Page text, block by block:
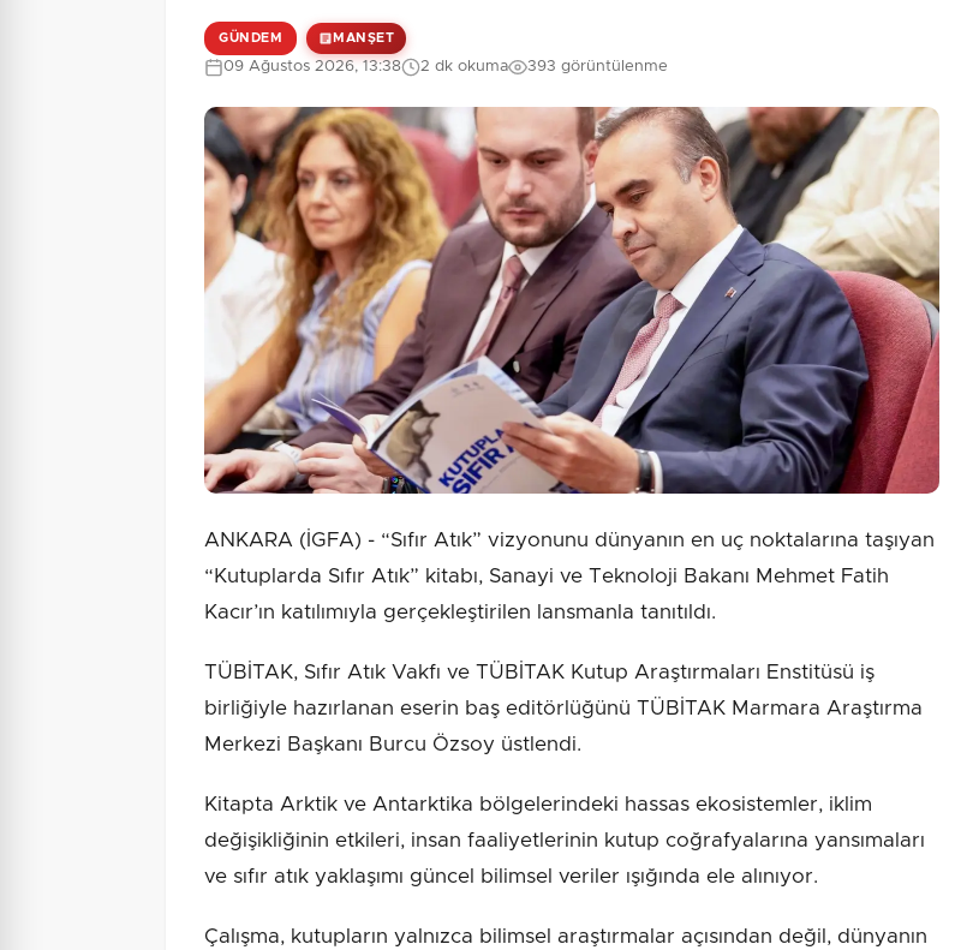
GÜNDEM MANŞET
09 Ağustos 2026, 13:38 2 dk okuma 393 görüntülenme
ANKARA (İGFA) - “Sıfır Atık” vizyonunu dünyanın en uç noktalarına taşıyan
“Kutuplarda Sıfır Atık” kitabı, Sanayi ve Teknoloji Bakanı Mehmet Fatih
Kacır’ın katılımıyla gerçekleştirilen lansmanla tanıtıldı.
TÜBİTAK, Sıfır Atık Vakfı ve TÜBİTAK Kutup Araştırmaları Enstitüsü iş
birliğiyle hazırlanan eserin baş editörlüğünü TÜBİTAK Marmara Araştırma
Merkezi Başkanı Burcu Özsoy üstlendi.
Kitapta Arktik ve Antarktika bölgelerindeki hassas ekosistemler, iklim
değişikliğinin etkileri, insan faaliyetlerinin kutup coğrafyalarına yansımaları
ve sıfır atık yaklaşımı güncel bilimsel veriler ışığında ele alınıyor.
Çalışma, kutupların yalnızca bilimsel araştırmalar açısından değil, dünyanın